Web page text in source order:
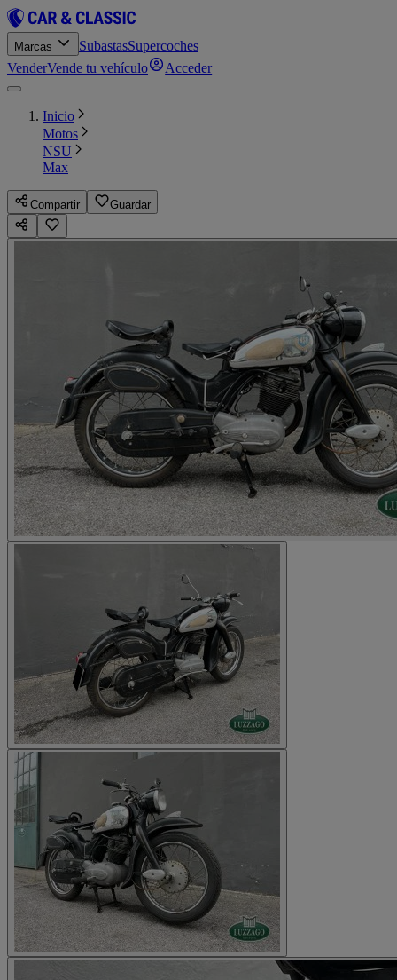
Marcas SubastasSupercoches
VenderVende tu vehículo Acceder
Inicio
Motos
NSU
Max
Compartir Guardar